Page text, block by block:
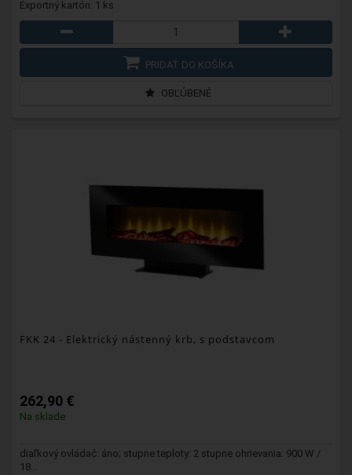
Exportný kartón: 1 ks
PRIDAŤ DO KOŠÍKA
OBĽÚBENÉ
FKK 24 - Elektrický nástenný krb, s podstavcom
262,90 €
Na sklade
diaľkový ovládač: áno; stupne teploty: 2 stupne ohrievania: 900 W /
18...